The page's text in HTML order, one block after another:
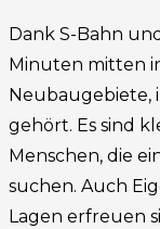
Dank S-Bahn
Minuten mitten
Neubaugebiete,
gehört. Es sind
Menschen, die
suchen. Auch
Lagen erfreuen